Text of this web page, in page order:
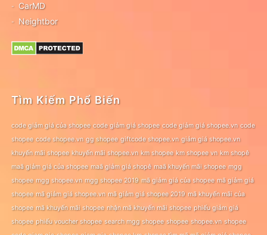
CarMD
Neightbor
Tìm Kiếm Phổ Biến
code giảm giá của shopee code giảm giá shopee code giảm giá shopee.vn code
shopee code shopee.vn gg shopee giftcode shopee.vn giảm giá shopee.vn
khuyến mãi shopee khuyến mãi shopee.vn km shopee km shopee vn km shopê
maã giảm giá của shopee maã giảm giá shopê maã khuyến mãi shopee mgg
shopee mgg shopee.vn mgg shopee 2019 mã giảm giá của shopee mã giảm giá
shopee mã giảm giá shopee.vn mã giảm giá shopee 2019 mã khuyến mãi của
shopee mã khuyến mãi shopee nhận mã khuyến mãi shopee phiếu giảm giá
shopee phiếu voucher shopee search mgg shopee shopee shopee.vn shopee